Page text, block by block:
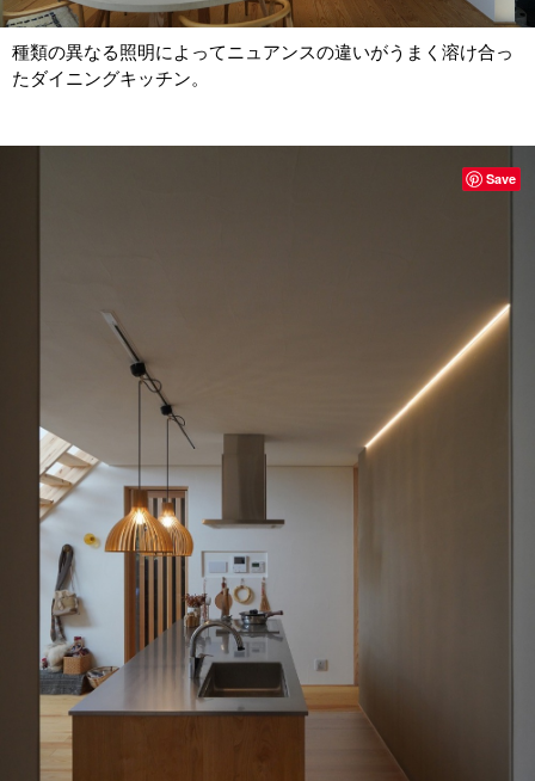
種類の異なる照明によってニュアンスの違いがうまく溶け合っ
たダイニングキッチン。
Save